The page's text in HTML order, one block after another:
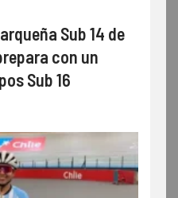
Sub 14 de
con un
Sub 16